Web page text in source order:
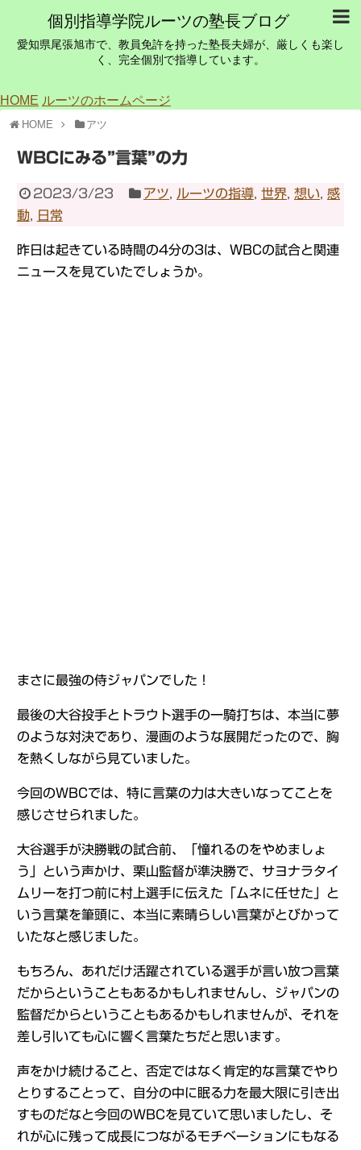
個別指導学院ルーツの塾長ブログ
愛知県尾張旭市で、教員免許を持った塾長夫婦が、厳しくも楽し
く、完全個別で指導しています。
HOME ルーツのホームページ
HOME アツ
WBCにみる”言葉”の力
2023/3/23 アツ ルーツの指導 ,世界 ,想い ,感
動
日常
昨日は起きている時間の4分の3は、WBCの試合と関連
ニュースを見ていたでしょうか。
まさに最強の侍ジャパンでした！
最後の大谷投手とトラウト選手の一騎打ちは、本当に夢
のような対決であり、漫画のような展開だったので、胸
を熱くしながら見ていました。
今回のWBCでは、特に言葉の力は大きいなってことを
感じさせられました。
大谷選手が決勝戦の試合前、「憧れるのをやめましょ
う」という声かけ、栗山監督が準決勝で、サヨナラタイ
ムリーを打つ前に村上選手に伝えた「ムネに任せた」と
いう言葉を筆頭に、本当に素晴らしい言葉がとびかって
いたなと感じました。
もちろん、あれだけ活躍されている選手が言い放つ言葉
だからということもあるかもしれませんし、ジャパンの
監督だからということもあるかもしれませんが、それを
差し引いても心に響く言葉たちだと思います。
声をかけ続けること、否定ではなく肯定的な言葉でやり
とりすることって、自分の中に眠る力を最大限に引き出
すものだなと今回のWBCを見ていて思いましたし、そ
れが心に残って成長につながるモチベーションにもなる